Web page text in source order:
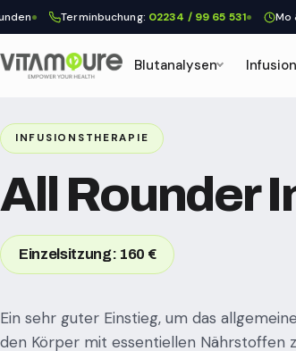
Terminbuchung:02234 / 99 65 531 Mo & Mi
Blutanalysen
INFUSIONSTHERAPIE
All Rounder
Einzelsitzung: 160 €
Ein sehr guter Einstieg, um das
den Körper mit essentiellen Nährstoffen